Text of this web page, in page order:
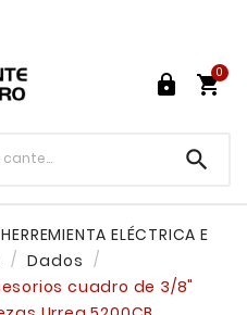
 
0

ELÉCTRICA E
Dados
cuadro de 3/8"